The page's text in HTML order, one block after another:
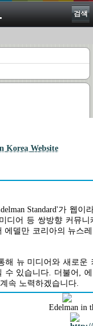
다. 검색
Standard'가 웹
디어 등 쌍방향 커뮤
델만 코리아의 뉴스
해 뉴 미디어와 새로
수 있습니다. 더불어,
속 노력하겠습니다.
Edelman in